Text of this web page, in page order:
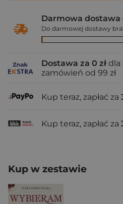
Darmowa dostawa
Do darmowej dostawy
Dostawa za 0 zł dla
zamówień od 99 zł
Kup teraz, zapłać za
Kup teraz, zapłać za
Kup w zestawie